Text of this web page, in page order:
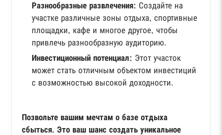
Разнообразные развлечения: Создайте на
участке различные зоны отдыха, спортивные
площадки, кафе и многое другое, чтобы
привлечь разнообразную аудиторию.
Инвестиционный потенциал: Этот участок
может стать отличным объектом инвестиций
с возможностью высокой доходности.
Позвольте вашим мечтам о базе отдыха
сбыться. Это ваш шанс создать уникальное